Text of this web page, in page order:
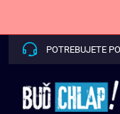
POTREBUJETE